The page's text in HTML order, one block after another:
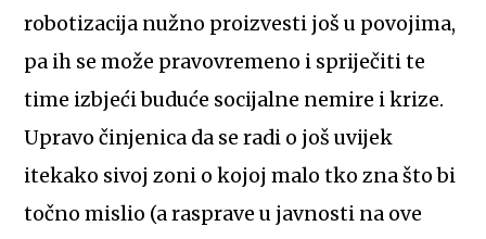
robotizacija nužno proizvesti još u povojima,
pa ih se može pravovremeno i spriječiti te
time izbjeći buduće socijalne nemire i krize.
Upravo činjenica da se radi o još uvijek
itekako sivoj zoni o kojoj malo tko zna što bi
točno mislio (a rasprave u javnosti na ove